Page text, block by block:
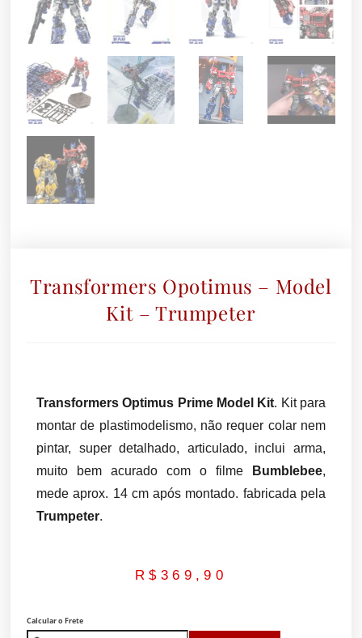
Transformers Opotimus – Model
Kit – Trumpeter
Transformers Optimus Prime Model Kit. Kit para
montar de plastimodelismo, não requer colar nem
pintar, super detalhado, articulado, inclui arma,
muito bem acurado com o filme
Bumblebee,
mede aprox. 14 cm após montado. fabricada pela
Trumpeter.
R$ 369,90
Calcular o Frete